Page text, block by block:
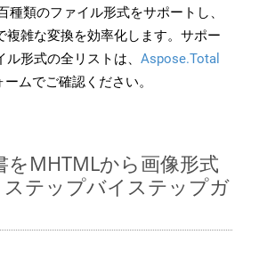
種類のファイル形式をサポートし、
複雑な変換を効率化します。サポー
ル形式の全リストは、 Aspose.Total
ムでご確認ください。
をMHTMLから画像形式
ステップバイステップガ